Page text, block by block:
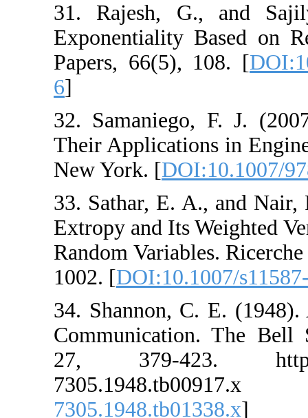
31. Rajesh,
Exponentiality
Papers, 66(5),
32. Samaniego,
Their
New York. [
33. Sathar, E.
Extropy and Its
Random
1002. [
34. Shannon, C.
27, 379-423.